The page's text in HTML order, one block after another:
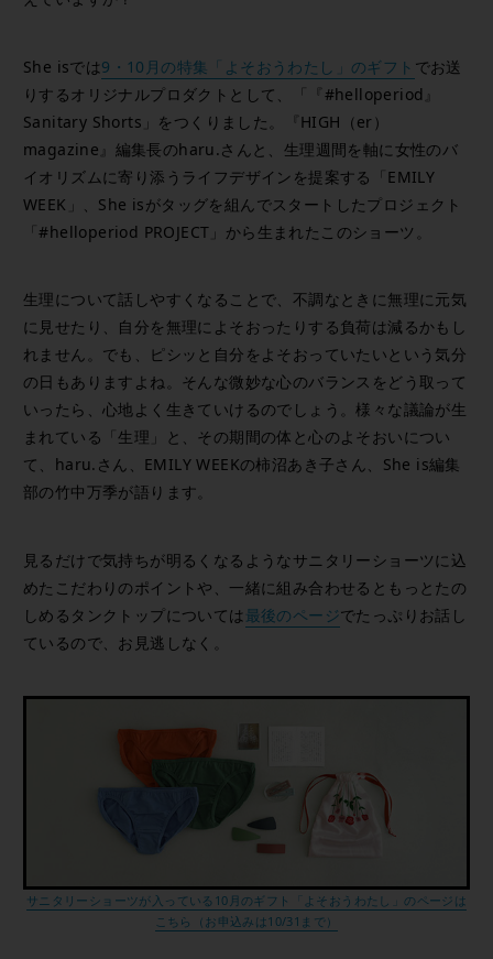
She isでは9・10月の特集「よそおうわたし」のギフト でお送
りするオリジナルプロダクトとして、「『#helloperiod』
Sanitary Shorts」をつくりました。『HIGH（er）
magazine』編集長のharu.さんと、生理週間を軸に女性のバ
イオリズムに寄り添うライフデザインを提案する「EMILY
WEEK」、She isがタッグを組んでスタートしたプロジェクト
「#helloperiod PROJECT」から生まれたこのショーツ。
生理について話しやすくなることで、不調なときに無理に元気
に見せたり、自分を無理によそおったりする負荷は減るかもし
れません。でも、ピシッと自分をよそおっていたいという気分
の日もありますよね。そんな微妙な心のバランスをどう取って
いったら、心地よく生きていけるのでしょう。様々な議論が生
まれている「生理」と、その期間の体と心のよそおいについ
て、haru.さん、EMILY WEEKの柿沼あき子さん、She is編集
部の竹中万季が語ります。
見るだけで気持ちが明るくなるようなサニタリーショーツに込
めたこだわりのポイントや、一緒に組み合わせるともっとたの
しめるタンクトップについては 最後のページでたっぷりお話し
ているので、お見逃しなく。
サニタリーショーツが入っている10月のギフト「よそおうわたし」のページは
こちら（お申込みは10/31まで）